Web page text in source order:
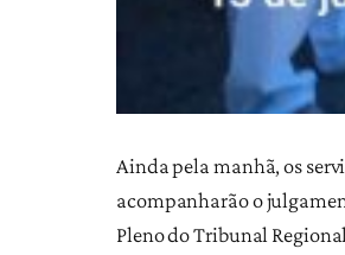
Ainda pela manhã, os
acompanharão o
Pleno do Tribunal